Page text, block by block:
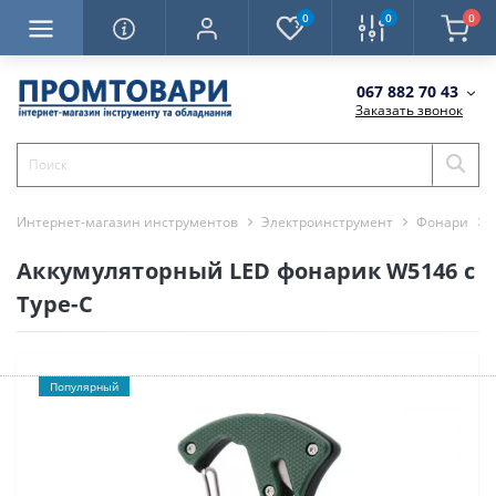
0 0 0
067 882 70 43
Заказать звонок
Интернет-магазин инструментов Электроинструмент Фонари
Аккумуляторный LED фонарик W5146 с
Type-C
Популярный